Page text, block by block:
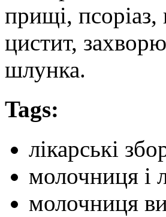
прищі, псоріаз,
цистит,
шлунка.
Tags:
лікарські
молочниця і
молочниця